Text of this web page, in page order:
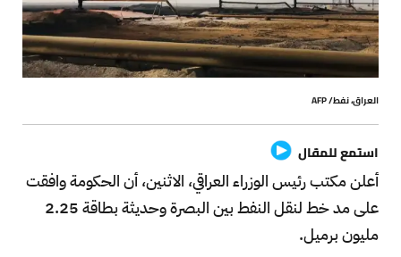
العراق، نفط/ AFP
استمع للمقال
أعلن مكتب رئيس الوزراء العراقي، الاثنين، أن الحكومة وافقت
على مد خط لنقل النفط بين البصرة وحديثة بطاقة 2.25
مليون برميل.